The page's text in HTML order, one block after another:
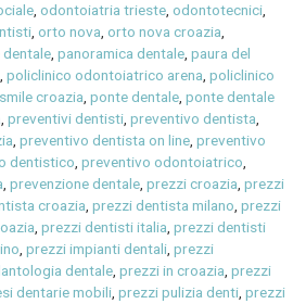
,odontoiatria trieste ,odontotecnici
,orto nova ,orto nova croazia
,panoramica dentale ,paura del
,policlinico odontoiatrico arena ,policlinico
croazia ,ponte dentale ,ponte dentale
,preventivi dentisti ,preventivo dentista
,preventivo dentista on line ,preventivo
dentistico ,preventivo odontoiatrico
,prevenzione dentale ,prezzi croazia ,prezzi
croazia ,prezzi dentista milano ,prezzi
,prezzi dentisti italia ,prezzi dentisti
,prezzi impianti dentali ,prezzi
dentale ,prezzi in croazia ,prezzi
dentarie mobili ,prezzi pulizia denti ,prezzi